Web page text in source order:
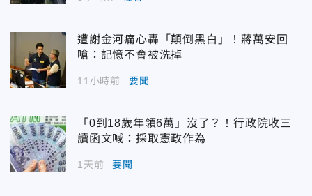
遭謝金河痛心轟「顛倒黑白」！蔣萬安回
嗆：記憶不會被洗掉
11小時前 要聞
「0到18歲年領6萬」沒了？！行政院收三
讀函文喊：採取憲政作為
1天前 要聞